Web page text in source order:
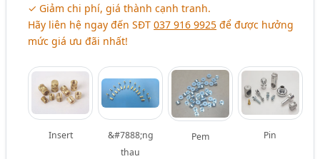
✓ Giảm chi phí, giá thành cạnh tranh.
Hãy liên hệ ngay đến SĐT037 916 9925 để được hưởng
mức giá ưu đãi nhất!
Insert
&#7888;ng
thau
Pem Pin